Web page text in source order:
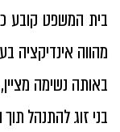
בית המשפט קובע
מהווה אינדיקציה
באותה נשימה
בני זוג להתנהל